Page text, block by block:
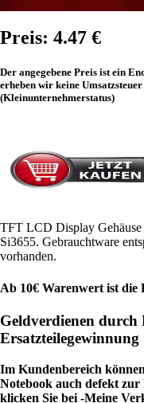
Preis: 4.47 €
Der angegebene Preis ist ein
erheben wir keine
(Kleinunternehmerstatus)
TFT LCD Display
Si3655. Gebrauchtware
vorhanden.
Ab 10€ Warenwert ist die
Geldverdienen durch
Ersatzteilegewinnung
Im Kundenbereich
Notebook auch defekt
klicken Sie bei -Meine